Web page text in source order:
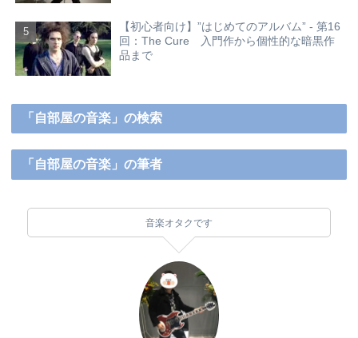
【初心者向け】”はじめてのアルバム” - 第16
回：The Cure 入門作から個性的な暗黒作
品まで
「自部屋の音楽」の検索
「自部屋の音楽」の筆者
音楽オタクです